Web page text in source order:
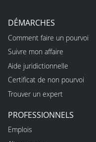
DÉMARCHES
Comment faire un pourvoi
Suivre mon affaire
Aide juridictionnelle
Certificat de non pourvoi
Trouver un expert
PROFESSIONNELS
Emplois